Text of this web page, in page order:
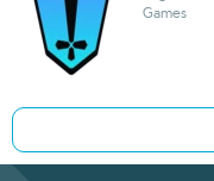
Games